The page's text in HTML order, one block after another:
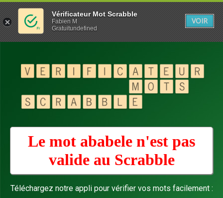
Le mot ababele n'est pas
valide au Scrabble
Téléchargez notre appli pour vérifier vos mots facilement :
Vérificateur Mot Scrabble
Fabien M
Gratuitundefined
VOIR